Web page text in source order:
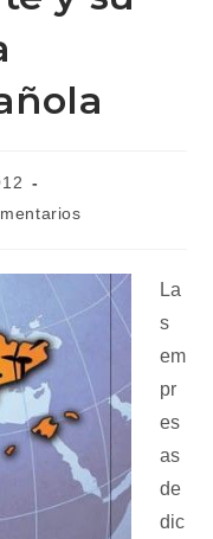
La
s
em
pr
es
as
de
dic